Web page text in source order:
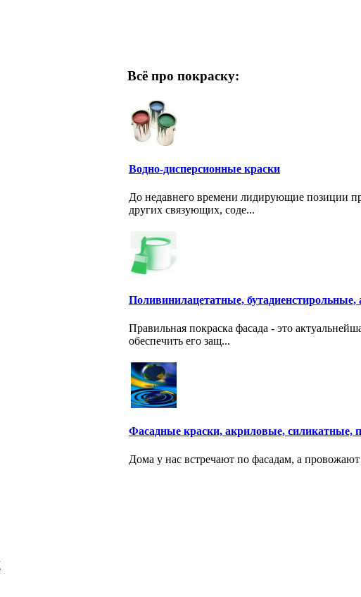
Всё про покраску:
Водно-дисперсионные краски
До недавнего времени лидирующие позиции
других связующих, соде...
Поливинилацетатные,
Правильная покраска фасада - это
обеспечить его защ...
Фасадные краски, акриловые, силикатные,
Дома у нас встречают по фасадам, а